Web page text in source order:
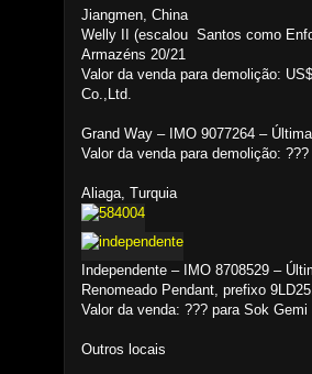
Jiangmen, China
Welly II (escalou Santos como
Armazéns 20/21
Valor da venda para demolição:
Co.,Ltd.
Grand Way – IMO 9077264 –
Valor da venda para demolição:
Aliaga, Turquia
Independente – IMO 8708529 –
Renomeado Pendant, prefixo
Valor da venda: ??? para Sok Gemi
Outros locais